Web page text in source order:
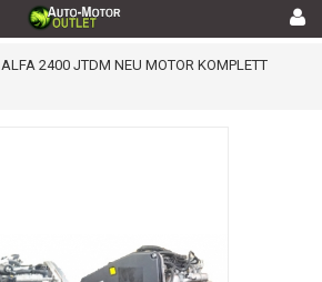
ALFA 2400 JTDM NEU MOTOR KOMPLETT